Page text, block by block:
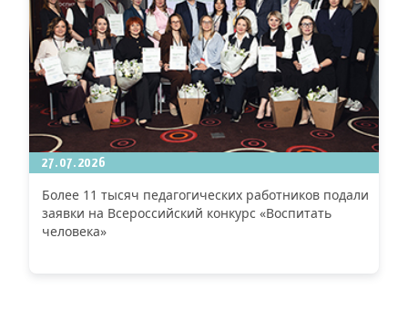
27.07.2026
Более 11 тысяч педагогических работников подали
заявки на Всероссийский конкурс «Воспитать
человека»